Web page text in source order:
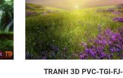
TRANH 3D PVC-TGI-